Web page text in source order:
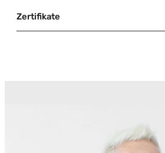
Zertifikate